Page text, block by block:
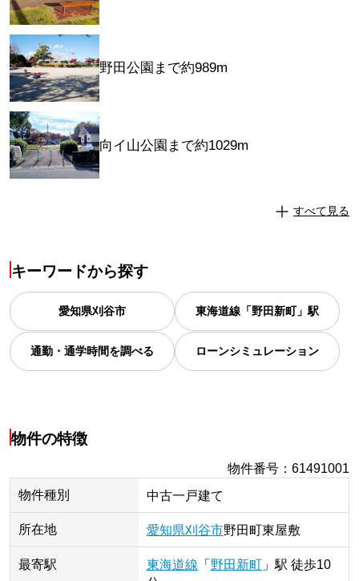
野田公園まで約989m
向イ山公園まで約1029m
すべて見る
キーワードから探す
愛知県刈谷市 東海道線「野田新町」駅
通勤・通学時間を調べる ローンシミュレーション
物件の特徴
物件番号 ：61491001
物件種別
中古一戸建て
所在地 愛知県刈谷市野田町東屋敷
最寄駅 東海道線 「 野田新町」 駅 徒歩10